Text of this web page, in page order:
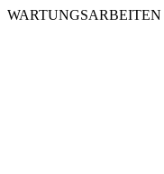
WARTUNGSARBEITEN